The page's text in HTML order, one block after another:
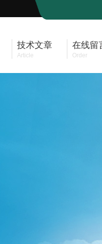
技术文章
Article
在线留
Order